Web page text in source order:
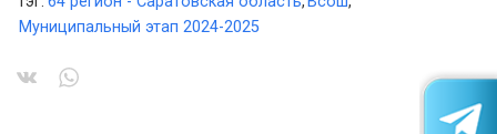
Муниципальный этап 2024-2025